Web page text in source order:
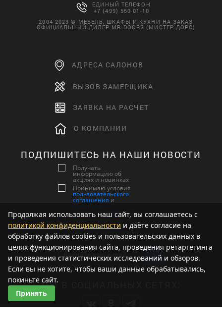
ЕДИНЫЙ ТЕЛЕФОН
+7 (499) 550-01-10
2004-2023 © МЕБЕЛЬ, ШКАФЫ И КУХНИ НА ЗАКАЗ
ОФИЦИАЛЬНЫЙ ДИЛЕР MR.DOORS (МИСТЕР ДОРС)
АДРЕСА САЛОНОВ
ВЫЗОВ ЗАМЕРЩИКА
ЗАЯВКА НА РАСЧЕТ
О КОМПАНИИ
ПОДПИШИТЕСЬ НА НАШИ НОВОСТИ
Получать
информацию об
акциях и новинках
Принимаю условия
пользовательского
соглашения и
конфиденциальности
обработку
персональных данных
МЫ В СОЦИАЛЬНЫХ СЕТЯХ:
Продолжая использовать наш сайт, вы соглашаетесь с
политикой конфиденциальности и даёте согласие на
обработку файлов cookies и пользовательских данных в
целях функционирования сайта, проведения ретаргетинга
и проведения статистических исследований и обзоров.
Если вы не хотите, чтобы ваши данные обрабатывались,
покиньте сайт.
Принять